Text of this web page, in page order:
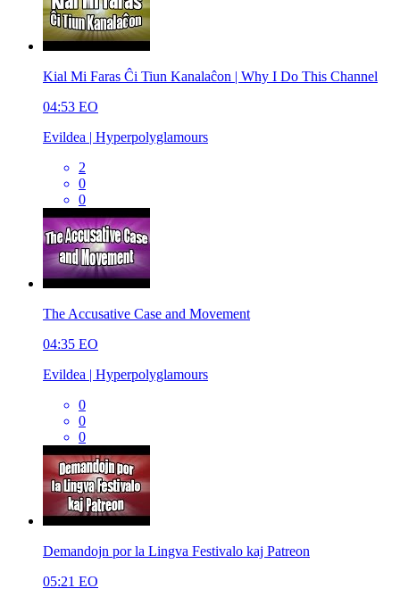
Kial Mi Faras Ĉi Tiun Kanalaĉon | Why I Do This Channel
04:53 EO
Evildea | Hyperpolyglamours
2
0
0
The Accusative Case and Movement
04:35 EO
Evildea | Hyperpolyglamours
0
0
0
Demandojn por la Lingva Festivalo kaj Patreon
05:21 EO